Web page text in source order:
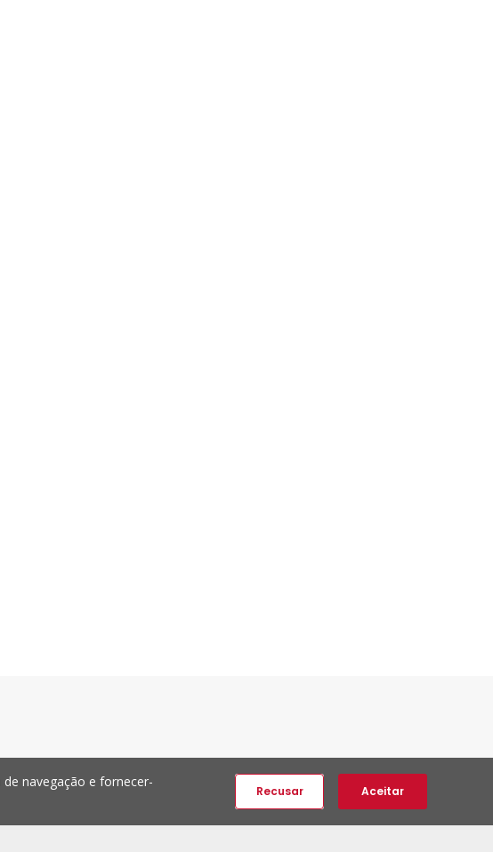
Ver todos
navegação e fornecer-
Recusar Aceitar